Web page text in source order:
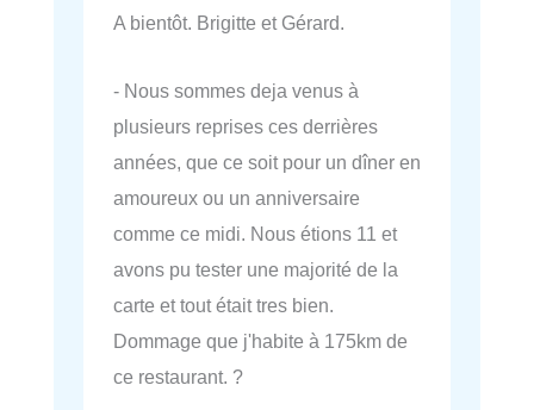
A bientôt. Brigitte et Gérard.
- Nous sommes deja venus à
plusieurs reprises ces derrières
années, que ce soit pour un dîner en
amoureux ou un anniversaire
comme ce midi. Nous étions 11 et
avons pu tester une majorité de la
carte et tout était tres bien.
Dommage que j'habite à 175km de
ce restaurant. ?